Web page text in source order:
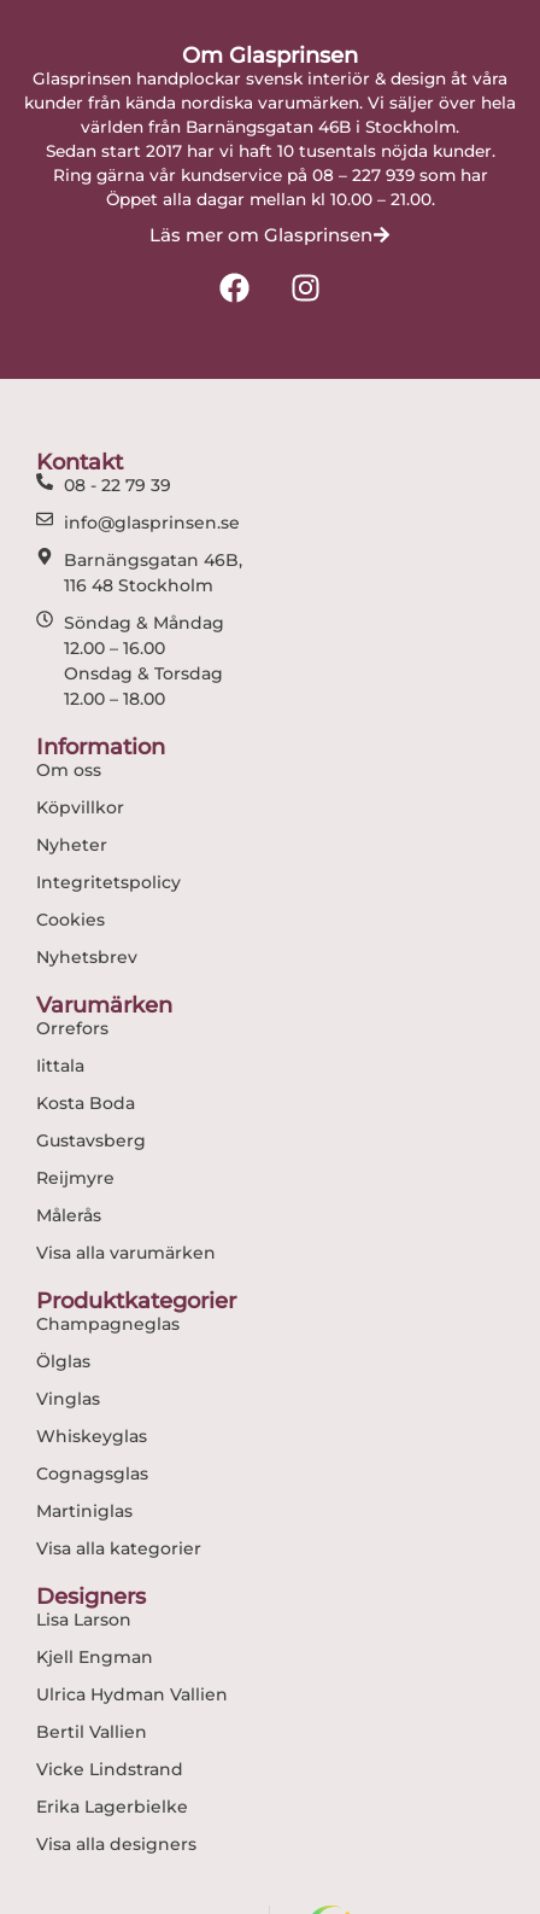
Om Glasprinsen
Glasprinsen handplockar svensk interiör & design åt våra
kunder från kända nordiska varumärken. Vi säljer över hela
världen från Barnängsgatan 46B i Stockholm.
Sedan start 2017 har vi haft 10 tusentals nöjda kunder.
Ring gärna vår kundservice på 08 – 227 939 som har
Öppet alla dagar mellan kl 10.00 – 21.00.
Läs mer om Glasprinsen
F
a
I
n
Kontakt
08 - 22 79 39
info@glasprinsen.se
Barnängsgatan 46B,
116 48 Stockholm
Söndag & Måndag
12.00 – 16.00
Onsdag & Torsdag
12.00 – 18.00
Information
Om oss
Köpvillkor
Nyheter
Integritetspolicy
Cookies
Nyhetsbrev
Varumärken
Orrefors
Iittala
Kosta Boda
Gustavsberg
Reijmyre
Målerås
Visa alla varumärken
Produktkategorier
Champagneglas
Ölglas
Vinglas
Whiskeyglas
Cognagsglas
Martiniglas
Visa alla kategorier
Designers
Lisa Larson
Kjell Engman
Ulrica Hydman Vallien
Bertil Vallien
Vicke Lindstrand
Erika Lagerbielke
Visa alla designers